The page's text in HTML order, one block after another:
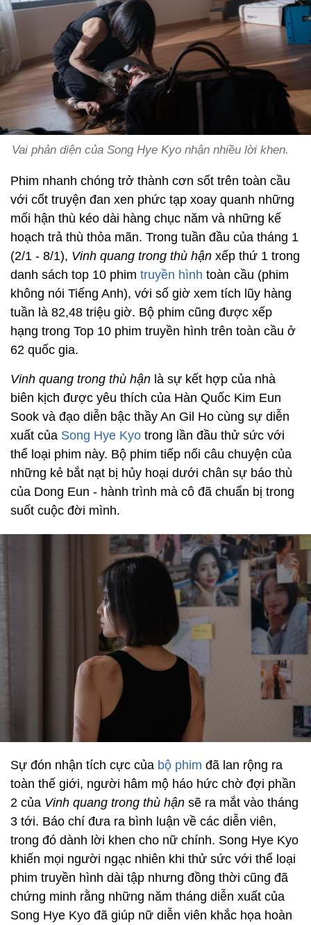
Vai phản diện của Song Hye Kyo nhận nhiều lời khen.
Phim nhanh chóng trở thành cơn sốt trên toàn cầu
với cốt truyện đan xen phức tạp xoay quanh những
mối hận thù kéo dài hàng chục năm và những kế
hoạch trả thù thỏa mãn. Trong tuần đầu của tháng 1
(2/1 - 8/1), Vinh quang trong thù hận xếp thứ 1 trong
danh sách top 10 phim truyền hình toàn cầu (phim
không nói Tiếng Anh), với số giờ xem tích lũy hàng
tuần là 82,48 triệu giờ. Bộ phim cũng được xếp
hạng trong Top 10 phim truyền hình trên toàn cầu ở
62 quốc gia.
Vinh quang trong thù hận là sự kết hợp của nhà
biên kịch được yêu thích của Hàn Quốc Kim Eun
Sook và đạo diễn bậc thầy An Gil Ho cùng sự diễn
xuất của Song Hye Kyo trong lần đầu thử sức với
thể loại phim này. Bộ phim tiếp nối câu chuyện của
những kẻ bắt nạt bị hủy hoại dưới chân sự báo thù
của Dong Eun - hành trình mà cô đã chuẩn bị trong
suốt cuộc đời mình.
Sự đón nhận tích cực của bộ phim đã lan rộng ra
toàn thế giới, người hâm mộ háo hức chờ đợi phần
2 của Vinh quang trong thù hận sẽ ra mắt vào tháng
3 tới. Báo chí đưa ra bình luận về các diễn viên,
trong đó dành lời khen cho nữ chính. Song Hye Kyo
khiến mọi người ngạc nhiên khi thử sức với thể loại
phim truyền hình dài tập nhưng đồng thời cũng đã
chứng minh rằng những năm tháng diễn xuất của
Song Hye Kyo đã giúp nữ diễn viên khắc họa hoàn